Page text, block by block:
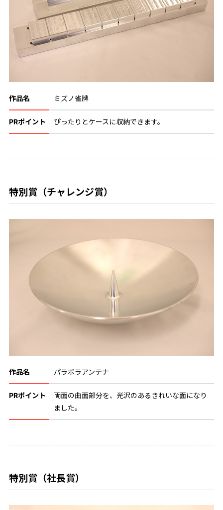
作品名 ミズノ雀牌
PRポイント ぴったりとケースに収納できます。
特別賞（チャレンジ賞）
作品名 パラボラアンテナ
PRポイント
両面の曲面部分を、光沢のあるきれいな面になり
ました。
特別賞（社長賞）